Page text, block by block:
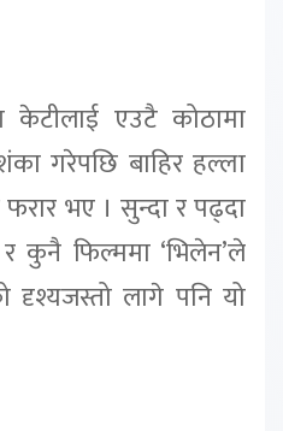
एउटै कोठामा
गरेपछि बाहिर हल्ला
भए । सुन्दा र पढ्दा
कुनै फिल्ममा ‘भिलेन’ले
दृश्यजस्तो लागे पनि यो